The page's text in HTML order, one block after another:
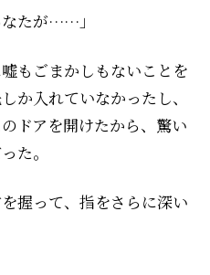
なたが……」
もごまかしもないことを
か入れていなかったし、
ドアを開けたから、驚い
た。
握って、指をさらに深い